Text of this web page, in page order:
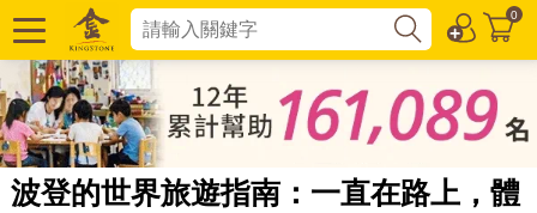
0
波登的世界旅遊指南：一直在路上，體